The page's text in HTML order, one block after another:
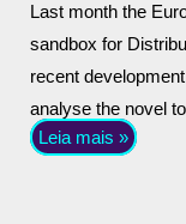
Last month the
sandbox for
recent
analyse the novel
Leia mais »